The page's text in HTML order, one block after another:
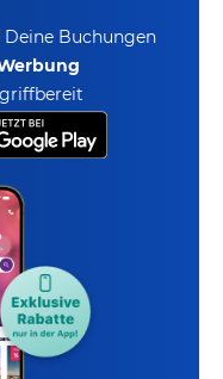
Deine Buchungen